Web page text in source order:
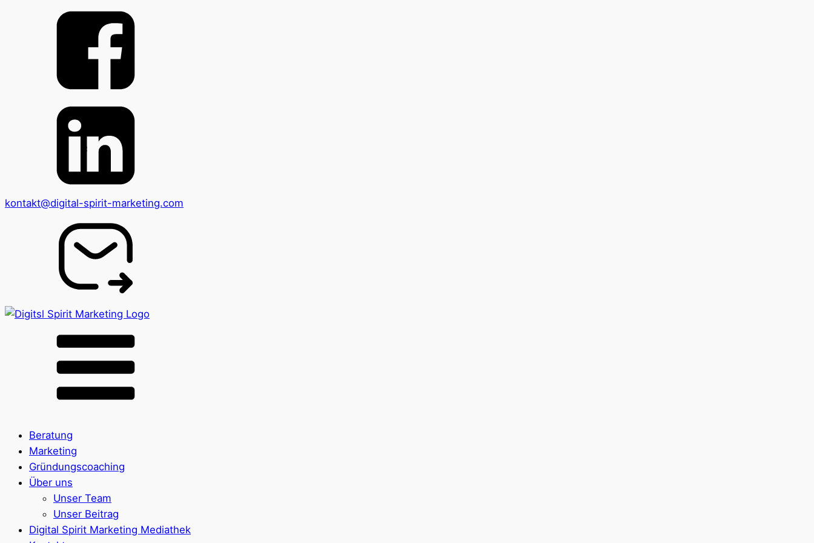
kontakt@digital-spirit-marketing.com
Beratung
Marketing
Gründungscoaching
Über uns
Unser Team
Unser Beitrag
Digital Spirit Marketing Mediathek